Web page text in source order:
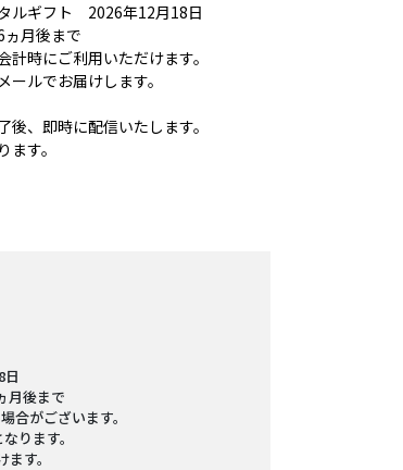
ルギフト 2026年12月18日
月後まで
時にご利用いただけます。
ルでお届けします。
、即時に配信いたします。
す。
月後まで
がございます。
ります。
す。